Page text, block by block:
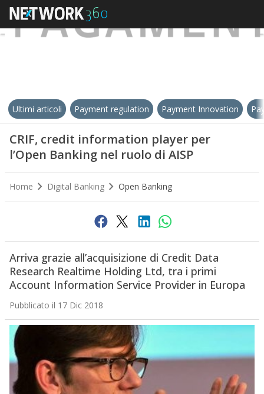
Ultimi articoli Payment regulation Payment Innovation
CRIF, credit information player per
l’Open Banking nel ruolo di AISP
Home Digital Banking Open Banking
Arriva grazie all’acquisizione di Credit Data
Research Realtime Holding Ltd, tra i primi
Account Information Service Provider in Europa
Pubblicato il 17 Dic 2018